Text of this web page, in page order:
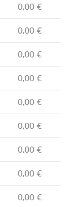
0,00 €
0,00 €
0,00 €
0,00 €
0,00 €
0,00 €
0,00 €
0,00 €
0,00 €